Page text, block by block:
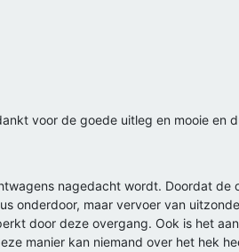
voor de goede uitleg en mooie en
nagedacht wordt. Doordat
onderdoor, maar vervoer van
door deze overgang. Ook is het
manier kan niemand over het hek